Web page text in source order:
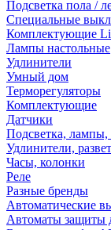
Подсветка пола /
Специальные
Комплектующие
Лампы настольные
Удлинители
Умный дом
Терморегуляторы
Комплектующие
Датчики
Подсветка, лампы,
Удлинители,
Часы, колонки
Реле
Разные бренды
Автоматические
Автоматы защиты